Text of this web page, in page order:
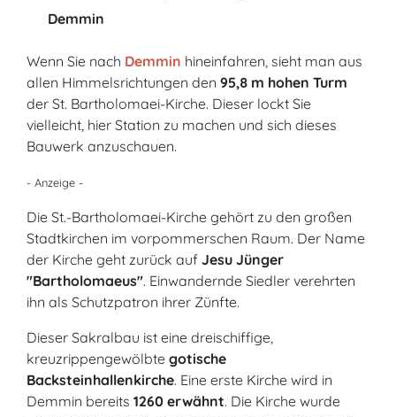
Demmin
Wenn Sie nach Demmin hineinfahren, sieht man aus
allen Himmelsrichtungen den 95,8 m hohen Turm
der St. Bartholomaei-Kirche. Dieser lockt Sie
vielleicht, hier Station zu machen und sich dieses
Bauwerk anzuschauen.
- Anzeige -
Die St.-Bartholomaei-Kirche gehört zu den großen
Stadtkirchen im vorpommerschen Raum. Der Name
der Kirche geht zurück auf Jesu Jünger
"Bartholomaeus". Einwandernde Siedler verehrten
ihn als Schutzpatron ihrer Zünfte.
Dieser Sakralbau ist eine dreischiffige,
kreuzrippengewölbte gotische
Backsteinhallenkirche. Eine erste Kirche wird in
Demmin bereits 1260 erwähnt. Die Kirche wurde